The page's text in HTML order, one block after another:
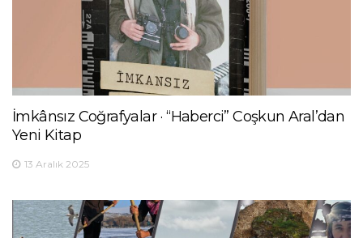
İmkânsız Coğrafyalar · “Haberci” Coşkun Aral’dan
Yeni Kitap
13 Aralık 2025